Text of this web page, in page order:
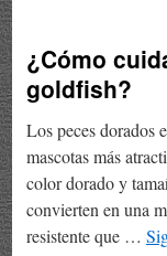
¿Cómo
goldfish?
Los peces dorados
mascotas más
color dorado y
convierten en una
resistente que …